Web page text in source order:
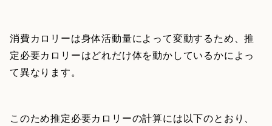
消費カロリーは身体活動量によって変動するため、推
定必要カロリーはどれだけ体を動かしているかによっ
て異なります。
このため推定必要カロリーの計算には以下のとおり、